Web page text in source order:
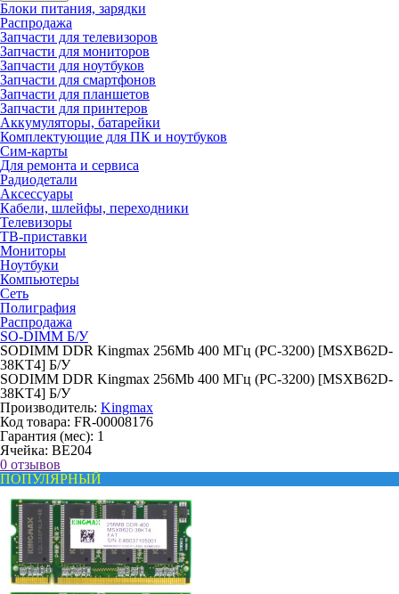
Блоки питания, зарядки
Распродажа
Запчасти для телевизоров
Запчасти для мониторов
Запчасти для ноутбуков
Запчасти для смартфонов
Запчасти для планшетов
Запчасти для принтеров
Аккумуляторы, батарейки
Комплектующие для ПК и ноутбуков
Сим-карты
Для ремонта и сервиса
Радиодетали
Аксессуары
Кабели, шлейфы, переходники
Телевизоры
ТВ-приставки
Мониторы
Ноутбуки
Компьютеры
Сеть
Полиграфия
Распродажа
SO-DIMM Б/У
SODIMM DDR Kingmax 256Mb 400 МГц (PC-3200) [MSXB62D-
38KT4] Б/У
SODIMM DDR Kingmax 256Mb 400 МГц (PC-3200) [MSXB62D-
38KT4] Б/У
Производитель: Kingmax
Код товара: FR-00008176
Гарантия (мес): 1
Ячейка: BE204
0 отзывов
ПОПУЛЯРНЫЙ